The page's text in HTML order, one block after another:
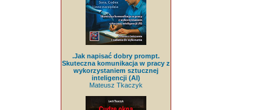
.Jak napisać dobry prompt.
Skuteczna komunikacja w pracy z
wykorzystaniem sztucznej
inteligencji (AI)
Mateusz Tkaczyk